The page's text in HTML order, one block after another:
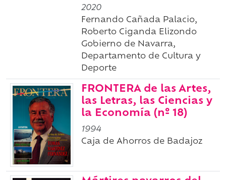
2020
Fernando Cañada Palacio,
Roberto Ciganda Elizondo
Gobierno de Navarra,
Departamento de Cultura y
Deporte
FRONTERA de las Artes,
las Letras, las Ciencias y
la Economía (nº 18)
1994
Caja de Ahorros de Badajoz